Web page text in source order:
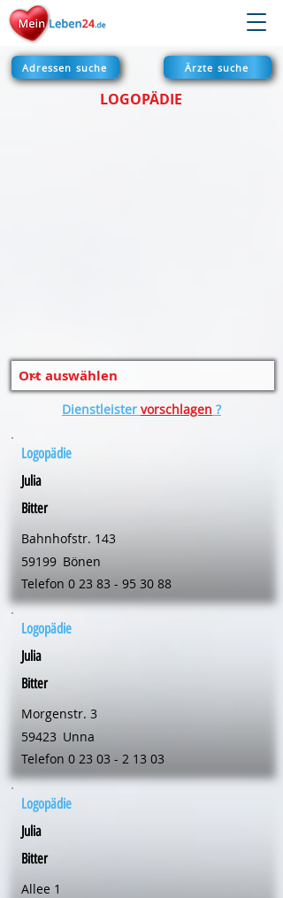
Adressen suche Ärzte suche
LOGOPÄDIE
Dienstleister vorschlagen ?
Logopädie
Julia
Bitter
Bahnhofstr. 143
59199 Bönen
Telefon 0 23 83 - 95 30 88
Logopädie
Julia
Bitter
Morgenstr. 3
59423 Unna
Telefon 0 23 03 - 2 13 03
Logopädie
Julia
Bitter
Allee 1